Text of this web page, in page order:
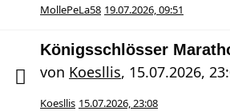
MollePeLa58 19.07.2026, 09:51
Königsschlösser
von Koesllis, 15.07.2026,
Koesllis 15.07.2026, 23:08